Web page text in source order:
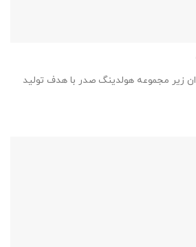
زیر مجموعه هولدینگ صدر با هدف تولید